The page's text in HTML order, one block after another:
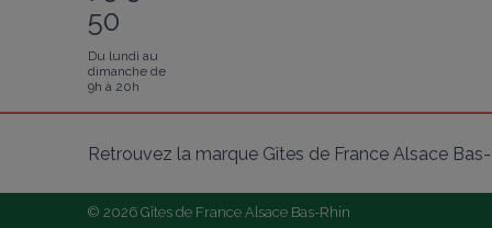
50
Du lundi au
dimanche de
9h à 20h
Retrouvez la marque Gîtes de France Alsace
© 2026 Gîtes de France Alsace Bas-Rhin